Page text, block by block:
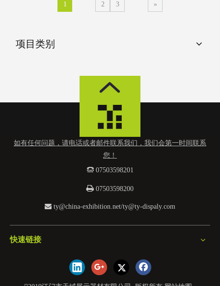
1 2 3 »
项目类别
如有任何问题，请电话或者邮件联系我们，我们会第一时间联系
您！
 07503598201
 07503598200
 ty@china-exhibition.net/ty@ty-dispaly.com
快速链接